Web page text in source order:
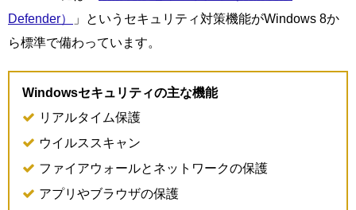
Defender）
」というセキュリティ対策機能がWindows 8か
ら標準で備わっています。
Windowsセキュリティの主な機能
リアルタイム保護
ウイルススキャン
ファイアウォールとネットワークの保護
アプリやブラウザの保護